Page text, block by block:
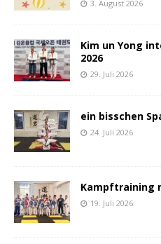
3. August 2026
Kim un Yong
2026
29. Juli 2026
ein bisschen
24. Juli 2026
Kampftraining
19. Juli 2026